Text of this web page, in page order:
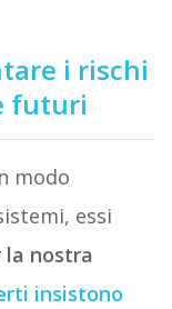
i rischi
futuri
modo
essi
la nostra
insistono